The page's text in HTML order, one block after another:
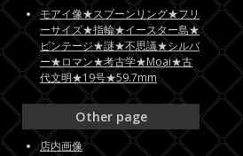
モアイ像★スプーンリング★フリ
ーサイズ★指輪★イースター島★
ビンテージ★謎★不思議★シルバ
ー★ロマン★考古学★Moai★古
代文明★19号★59.7mm
Other page
店内画像